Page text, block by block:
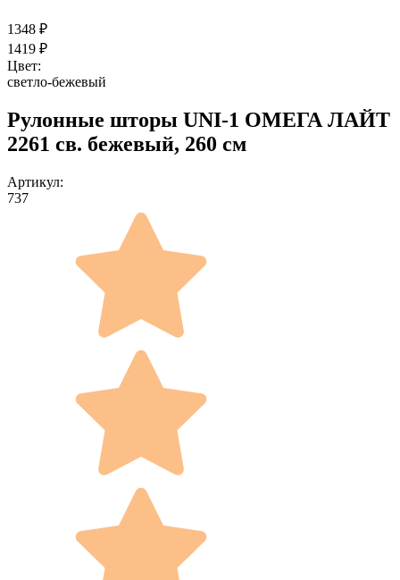
1348 ₽
1419 ₽
Цвет:
светло-бежевый
Рулонные шторы UNI-1 ОМЕГА ЛАЙТ
2261 св. бежевый, 260 см
Артикул:
737